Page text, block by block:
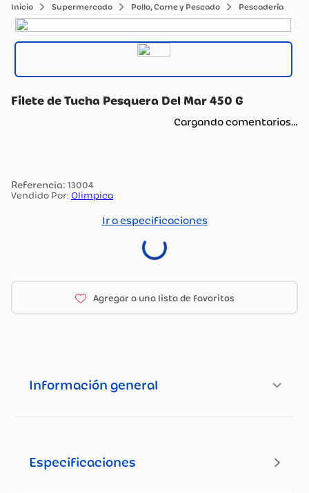
Supermercado Pollo, Carne y Pescado Pescadería
Filete de Tucha Pesquera Del Mar 450 G
Cargando comentarios…
: 13004
Vendido Por: Olimpica
Ir a especificaciones
Información general
Especificaciones